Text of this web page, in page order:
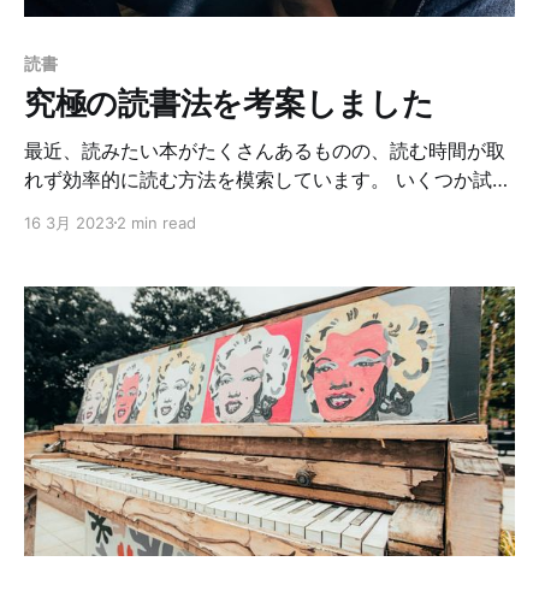
シップやサブスクリプションモデル、カスタマイズ可能
って理想的なプラットフォームとなっています。 同じよ
うなことができるWordPressとMediumと比較
読書
究極の読書法を考案しました
最近、読みたい本がたくさんあるものの、読む時間が取
れず効率的に読む方法を模索しています。 いくつか試し
ます。 前提 * この方法は技術書や自己啓発書に適してい
からないが、読んで損はないと思われる本に対して適用
する読み方です。 なぜ読みたい本が読めないのか 理由
は人それぞれですが、私の場合以下の要因があると考え
ました。 * 緊急性がない * すぐに実践できるか不確か *
他に優先すべきことがある * 完全に読まなければならな
いと思っている * まとまった時間を確保しなければなら
ない * 読んだらアウトプットしなければならない これら
の課題を解決し、読みたい本を読む方法を考案しまし
た。 究極の読書法 以下が考案した読書法です。 1. 目次
を入念に読む まずは目次を読みます。 目次を読むこと
16 3月 20232 min read